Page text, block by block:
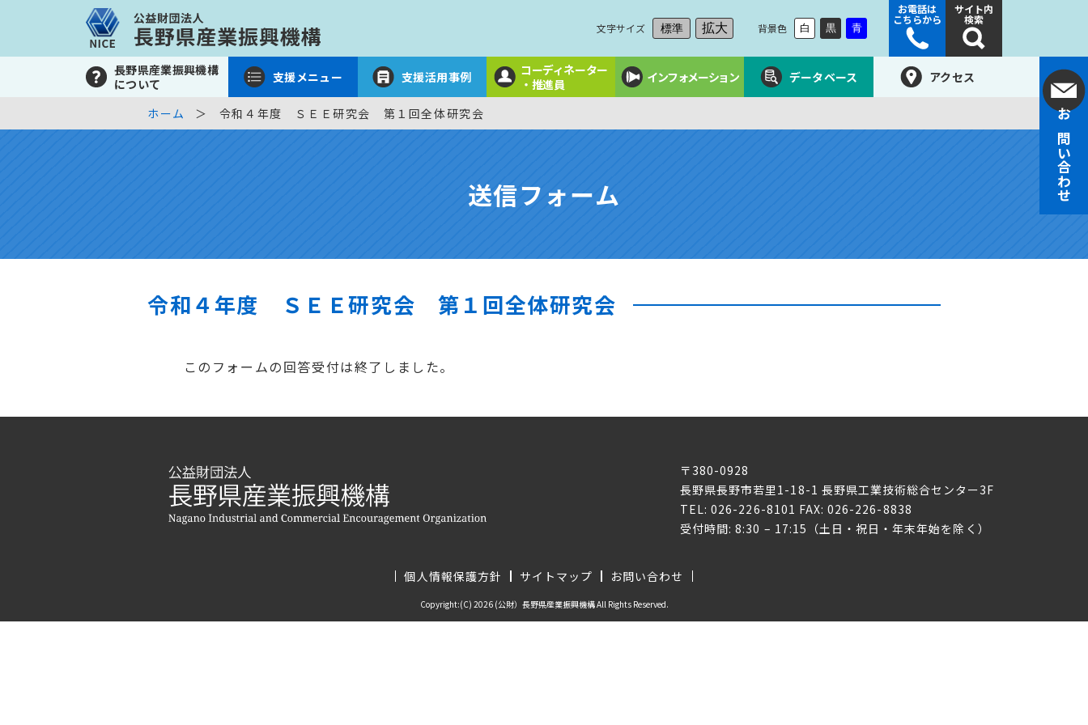
文字サイズ 標準 拡大 背景色 白 黒 青
お電話は
こちらから
サイト内
検索
長野県産業振興機構
について
支援メニュー 支援活用事例
コーディネーター
・推進員
インフォメーション データベース アクセス
お問い合わせ
ホーム 令和４年度 ＳＥＥ研究会 第１回全体研究会
送信フォーム
令和４年度 ＳＥＥ研究会 第１回全体研究会
このフォームの回答受付は終了しました。
〒380-0928
長野県長野市若里1-18-1 長野県工業技術総合センター3F
TEL: 026-226-8101 FAX: 026-226-8838
受付時間: 8:30 – 17:15（土日・祝日・年末年始を除く）
個人情報保護方針 サイトマップ お問い合わせ
Copyright:(C) 2026 (公財）長野県産業振興機構 All Rights Reserved.